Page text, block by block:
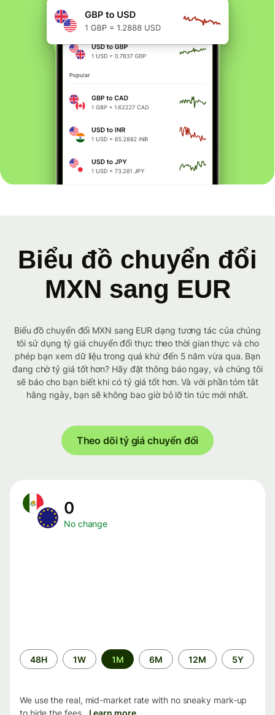
Biểu đồ chuyển đổi
MXN sang EUR
Biểu đồ chuyển đổi MXN sang EUR dạng tương tác của chúng
tôi sử dụng tỷ giá chuyển đổi thực theo thời gian thực và cho
phép bạn xem dữ liệu trong quá khứ đến 5 năm vừa qua. Bạn
đang chờ tỷ giá tốt hơn? Hãy đặt thông báo ngay, và chúng tôi
sẽ báo cho bạn biết khi có tỷ giá tốt hơn. Và với phần tóm tắt
hằng ngày, bạn sẽ không bao giờ bỏ lỡ tin tức mới nhất.
Theo dõi tỷ giá chuyển đổi
0
No change
Time
period
48H 1W 1M 6M 12M 5Y
We use the real, mid-market rate with no sneaky mark-up